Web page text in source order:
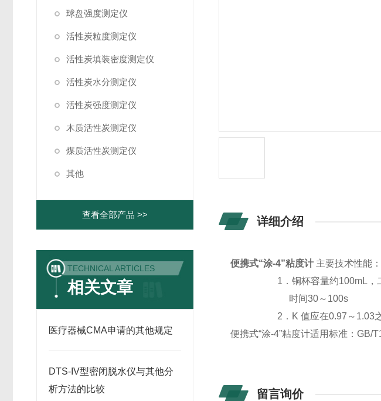
球盘强度测定仪
活性炭粒度测定仪
活性炭填装密度测定仪
活性炭水分测定仪
活性炭强度测定仪
木质活性炭测定仪
煤质活性炭测定仪
其他
查看全部产品 >>
TECHNICAL ARTICLES
相关文章
医疗器械CMA申请的其他规定
DTS-IV型密闭脱水仪与其他分
析方法的比较
详细介绍
便携式“涂-4”粘度计 主要技术性能：
1．铜杯容量约100mL，二
时间30～100s
2．K 值应在0.97～1.03
便携式“涂-4”粘度计适用标准：GB/
留言询价